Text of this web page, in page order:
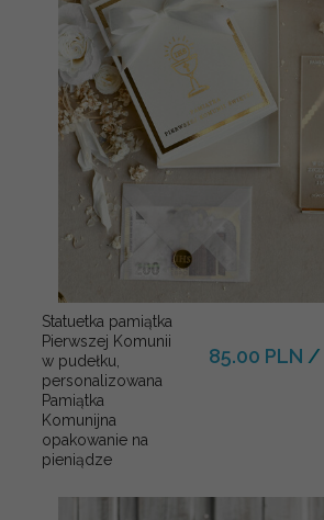
Statuetka pamiątka
Pierwszej Komunii
w pudełku,
personalizowana
Pamiątka
Komunijna
opakowanie na
pieniądze
85.00 PLN /